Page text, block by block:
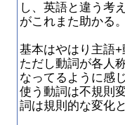
し、英語と違う考
がこれまた助かる
基本はやはり主語
ただし動詞が各人
なってるように感
使う動詞は不規則
詞は規則的な変化